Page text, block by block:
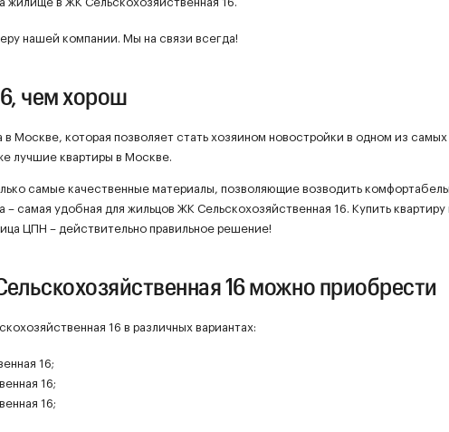
нашей компании. Мы на связи всегда!
чем хорош
Москве, которая позволяет стать хозяином новостройки в одном из самых
лучшие квартиры в Москве.
самые качественные материалы, позволяющие возводить
– самая удобная для жильцов ЖК Сельскохозяйственная 16. Купить
ЦПН – действительно правильное решение!
16 можно приобрести
16 в различных вариантах:
16;
16;
16;